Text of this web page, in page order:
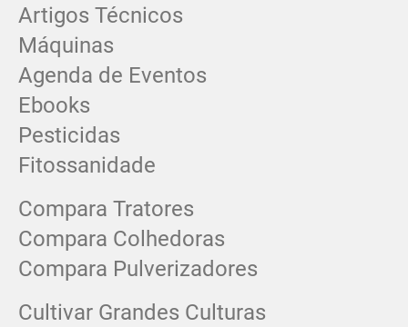
Artigos Técnicos
Máquinas
Agenda de Eventos
Ebooks
Pesticidas
Fitossanidade
Compara Tratores
Compara Colhedoras
Compara Pulverizadores
Cultivar Grandes Culturas